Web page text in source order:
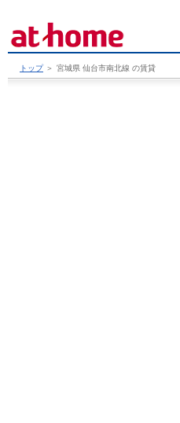
トップ ＞ 宮城県 仙台市南北線 の賃貸